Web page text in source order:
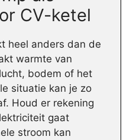
CV-ketel
heel anders dan de
warmte van
bodem of het
situatie kan je zo
Houd er rekening
gaat
stroom kan